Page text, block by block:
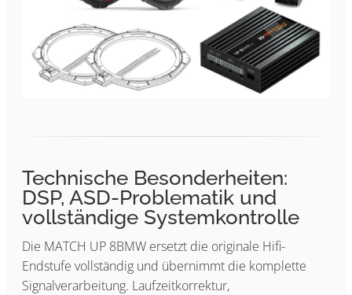
Technische Besonderheiten:
DSP, ASD-Problematik und
vollständige Systemkontrolle
Die MATCH UP 8BMW ersetzt die originale Hifi-
Endstufe vollständig und übernimmt die komplette
Signalverarbeitung. Laufzeitkorrektur,